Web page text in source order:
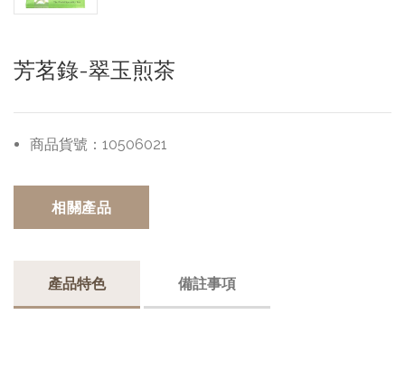
芳茗錄-翠玉煎茶
商品貨號： 10506021
相關產品
產品特色 備註事項